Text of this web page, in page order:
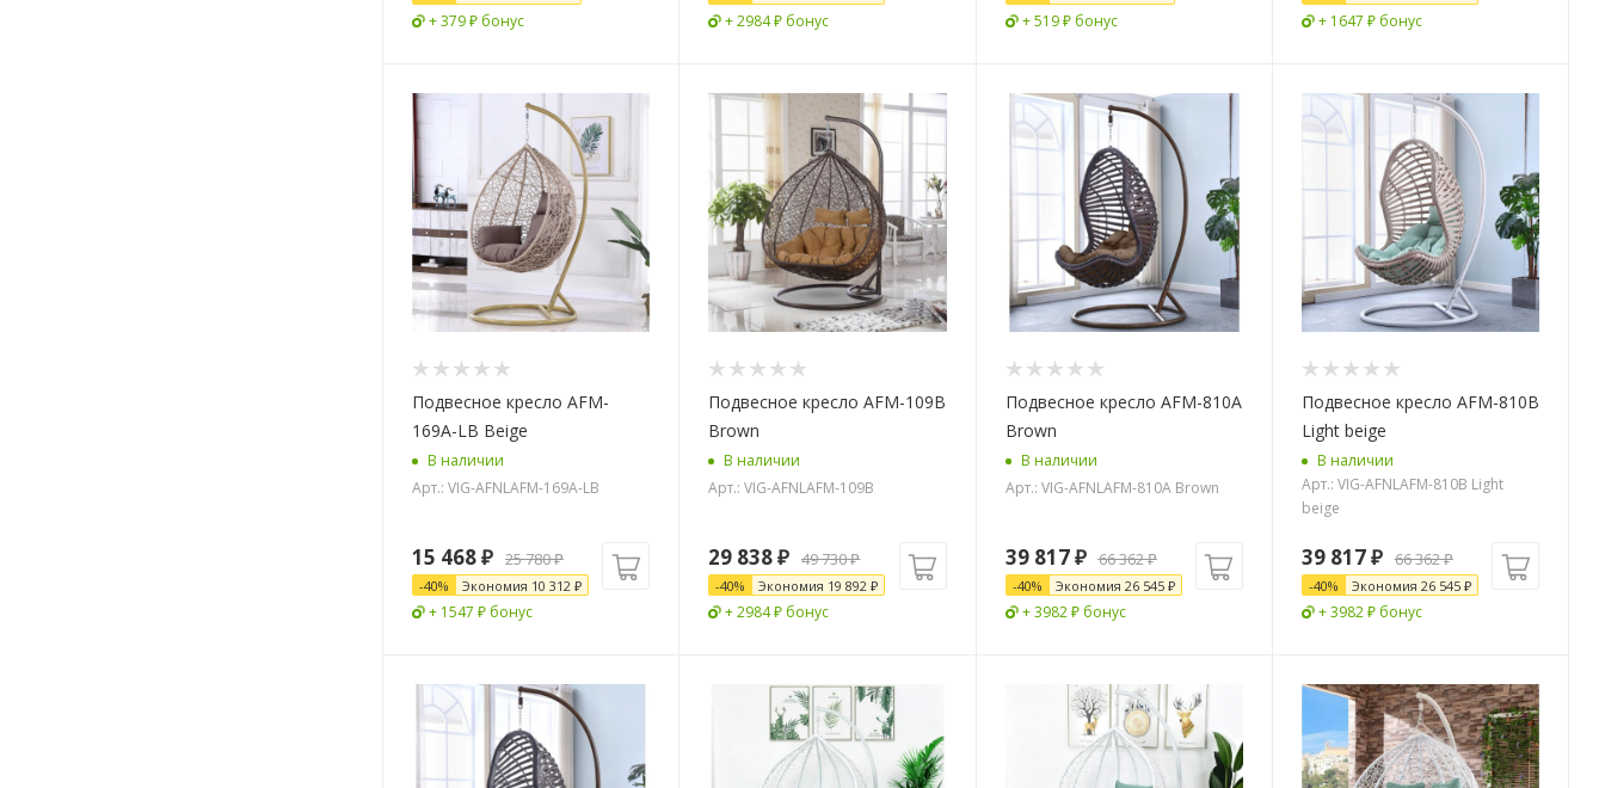
+ 379 ₽ бонус + 2984 ₽ бонус + 519 ₽ бонус + 1647 ₽ бонус
Подвесное кресло AFM-
169A-LB Beige
В наличии
Арт.: VIG-AFNLAFM-169A-LB
15 468₽ 25 780₽
-40% Экономия 10 312 ₽
+ 1547 ₽ бонус
Подвесное кресло AFM-109B
Brown
В наличии
Арт.: VIG-AFNLAFM-109B
29 838₽ 49 730₽
-40% Экономия 19 892 ₽
+ 2984 ₽ бонус
Подвесное кресло AFM-810A
Brown
В наличии
Арт.: VIG-AFNLAFM-810A Brown
39 817₽ 66 362₽
-40% Экономия 26 545₽
+ 3982 ₽ бонус
Подвесное кресло AFM-810B
Light beige
В наличии
Арт.: VIG-AFNLAFM-810B Light
beige
39 817₽ 66 362₽
-40% Экономия 26 545₽
+ 3982 ₽ бонус